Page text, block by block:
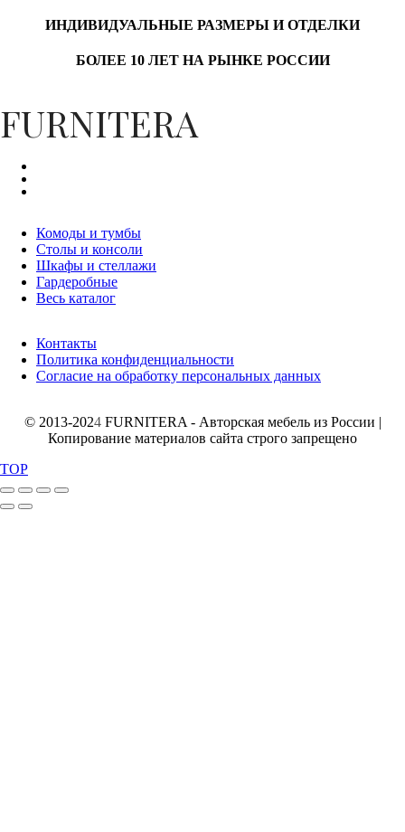
ИНДИВИДУАЛЬНЫЕ РАЗМЕРЫ И ОТДЕЛКИ
БОЛЕЕ 10 ЛЕТ НА РЫНКЕ РОССИИ
FURNITERA
Комоды и тумбы
Столы и консоли
Шкафы и стеллажи
Гардеробные
Весь каталог
Контакты
Политика конфиденциальности
Согласие на обработку персональных данных
© 2013-2024FURNITERA - Авторская мебель из России |
Копирование материалов сайта строго запрещено
TOP